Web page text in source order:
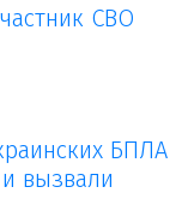
СВО
БПЛА
вызвали